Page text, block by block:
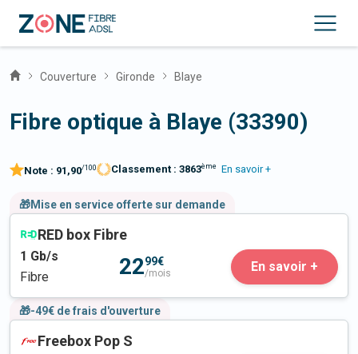
Couverture Gironde Blaye
Fibre optique à Blaye (33390)
Note : 91,90/100 Classement : 3863ème En savoir +
🎁Mise en service offerte sur demande
RED box Fibre
1 Gb/s
Fibre
2299€
/mois En savoir +
🎁-49€ de frais d'ouverture
Freebox Pop S